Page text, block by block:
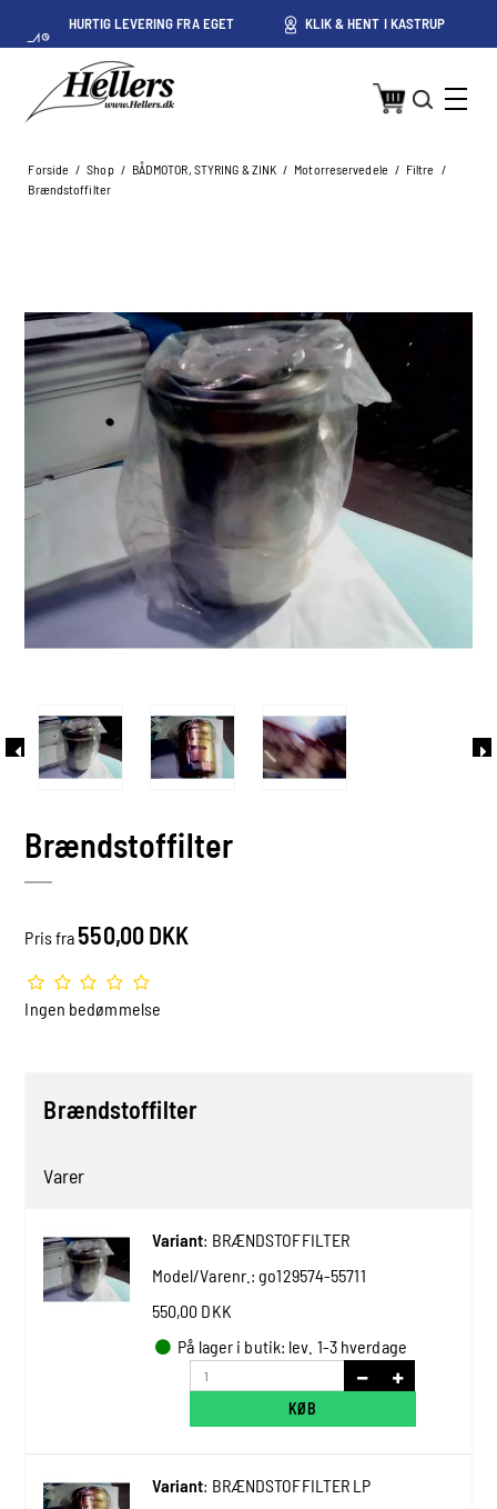
HURTIG LEVERING FRA EGET
LAGER I KASTRUP
KLIK & HENT I KASTRUP
Forside / Shop / BÅDMOTOR, STYRING & ZINK / Motorreservedele / Filtre /
Brændstoffilter
Brændstoffilter
Pris fra 550,00 DKK
Ingen bedømmelse
Brændstoffilter
Varer
Variant: BRÆNDSTOFFILTER
Model/Varenr.: go129574-55711
550,00 DKK
På lager i butik: lev. 1-3 hverdage
KØB
Variant: BRÆNDSTOFFILTER LP